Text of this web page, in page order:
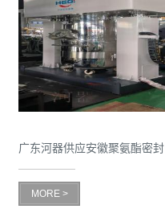
广东河器供应安徽聚氨酯密封
胶生产设备
MORE >